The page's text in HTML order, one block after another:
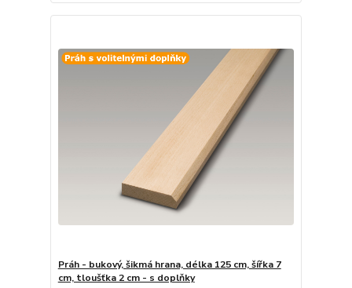
Práh - bukový, šikmá hrana, délka 125 cm, šířka 7
cm, tloušťka 2 cm - s doplňky